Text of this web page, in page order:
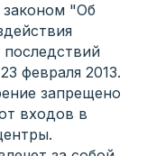
законом "Об
февраля 2013.
запрещено
входов в